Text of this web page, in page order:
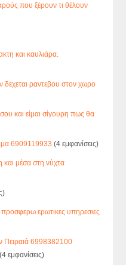
που ξέρουν τι θέλουν
και καυλιάρα.
ραντεβου στον χωρο
και είμαι σίγουρη πως θα
6909119933 (4 εμφανίσεις)
και μέσα στη νύχτα
προσφερω ερωτικες υπηρεσιες
Πειραιά 6998382100
(4 εμφανίσεις)